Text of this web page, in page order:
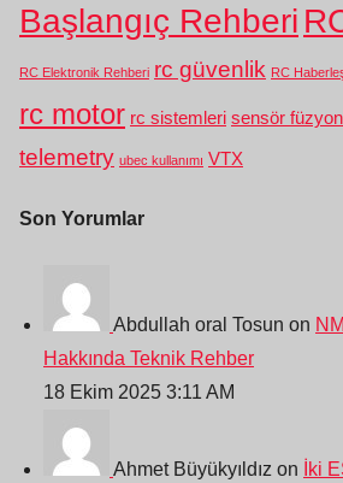
Başlangıç Rehberi
RC Elektronik Rehberi rc güvenlik RC
rc motor rc sistemleri sensör
telemetry ubec kullanımı VTX
Son Yorumlar
Abdullah oral Tosun on
Hakkında Teknik Rehber
18 Ekim 2025 3:11 AM
Ahmet Büyükyıldız on
İki